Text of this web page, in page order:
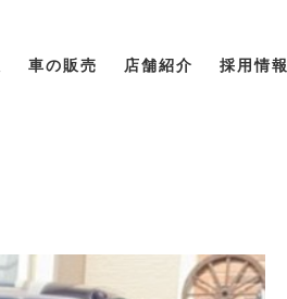
車の販売 店舗紹介 採用情報